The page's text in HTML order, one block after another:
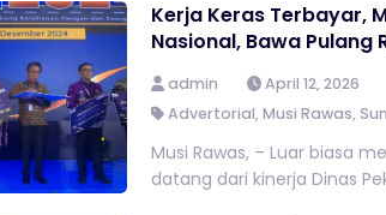
Kerja Keras Terbayar,
Nasional, Bawa Pulang
admin
April 12, 2026
Advertorial, Musi Rawas,
Musi Rawas, – Luar biasa
datang dari kinerja Dinas